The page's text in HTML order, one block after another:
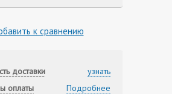
к сравнению
доставки
узнать
оплаты
Подробнее